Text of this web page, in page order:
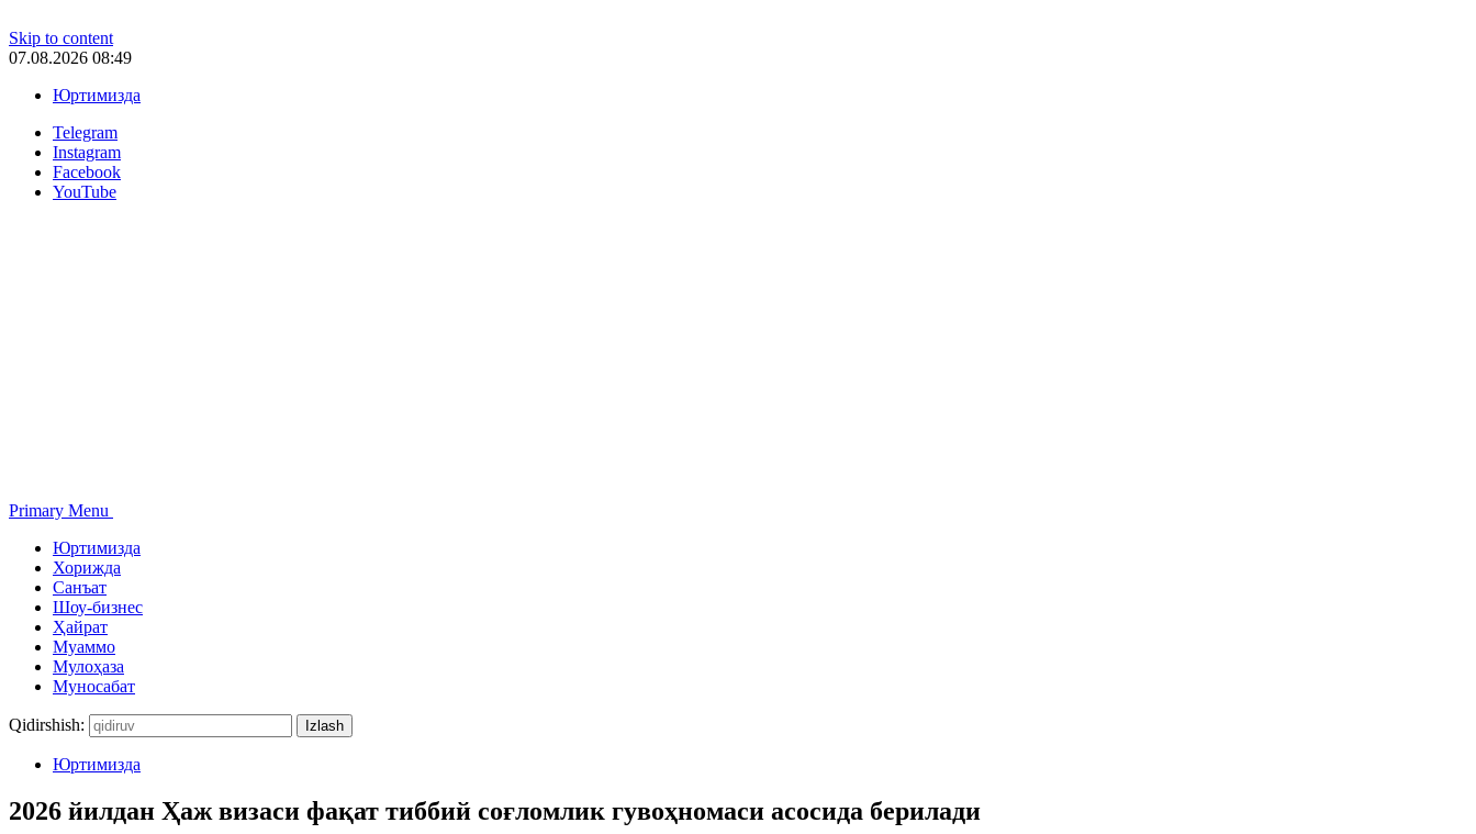
Skip to content
07.08.2026 08:49
Юртимизда
Telegram
Instagram
Facebook
YouTube
Primary Menu
Юртимизда
Хорижда
Санъат
Шоу-бизнес
Ҳайрат
Муаммо
Мулоҳаза
Муносабат
Qidirshish:
Юртимизда
2026 йилдан Ҳаж визаси фақат тиббий сoғломлик гувоҳномаси асосида берилади